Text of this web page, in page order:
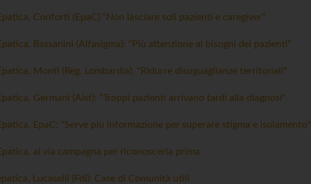
Conforti (EpaC) “Non lasciare soli pazienti e caregiver”
Bassanini (Alfasigma): "Più attenzione ai bisogni dei pazienti"
Monti (Reg. Lombardia): "Ridurre disuguaglianze territoriali"
Germani (Aisf): "Troppi pazienti arrivano tardi alla diagnosi"
EpaC: "Serve più informazione per superare stigma e isolamento"
al via campagna per riconoscerla prima
Lucaselli (FdI): Case di Comunità utili